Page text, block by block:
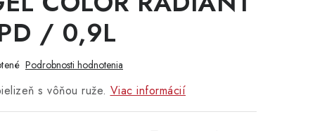
/ 0,9L
Podrobnosti hodnotenia
s vôňou ruže. Viac informácií